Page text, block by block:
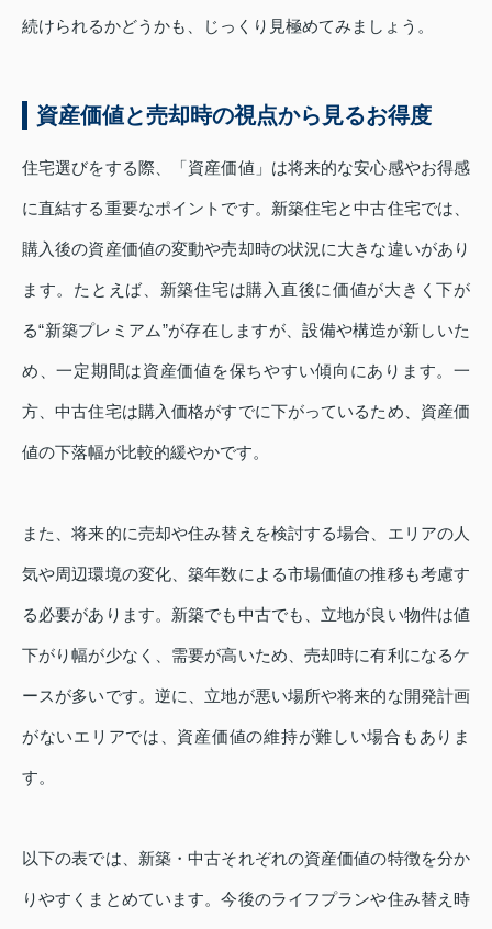
続けられるかどうかも、じっくり見極めてみましょう。
資産価値と売却時の視点から見るお得度
住宅選びをする際、「資産価値」は将来的な安心感やお得感
に直結する重要なポイントです。新築住宅と中古住宅では、
購入後の資産価値の変動や売却時の状況に大きな違いがあり
ます。たとえば、新築住宅は購入直後に価値が大きく下が
る“新築プレミアム”が存在しますが、設備や構造が新しいた
め、一定期間は資産価値を保ちやすい傾向にあります。一
方、中古住宅は購入価格がすでに下がっているため、資産価
値の下落幅が比較的緩やかです。
また、将来的に売却や住み替えを検討する場合、エリアの人
気や周辺環境の変化、築年数による市場価値の推移も考慮す
る必要があります。新築でも中古でも、立地が良い物件は値
下がり幅が少なく、需要が高いため、売却時に有利になるケ
ースが多いです。逆に、立地が悪い場所や将来的な開発計画
がないエリアでは、資産価値の維持が難しい場合もありま
す。
以下の表では、新築・中古それぞれの資産価値の特徴を分か
りやすくまとめています。今後のライフプランや住み替え時